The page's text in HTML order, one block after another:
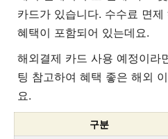
카드가 있습니다. 수수료 면
혜택이 포함되어 있는데요.
해외결제 카드 사용 예정이라
팅 참고하여 혜택 좋은 해외
요.
구분